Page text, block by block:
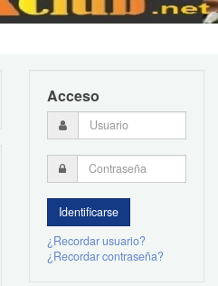
Acceso
¿Recordar usuario?
¿Recordar contraseña?